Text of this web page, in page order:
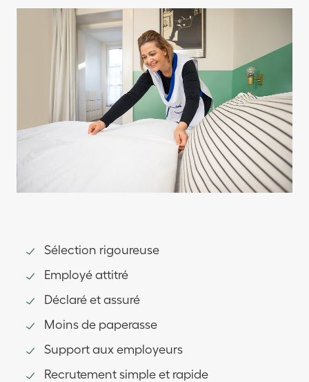
Sélection rigoureuse
Employé attitré
Déclaré et assuré
Moins de paperasse
Support aux employeurs
Recrutement simple et rapide